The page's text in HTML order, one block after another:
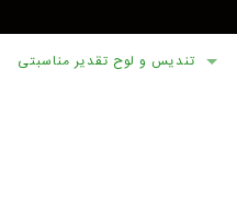
تندیس و لوح تقدیر مناسبتی